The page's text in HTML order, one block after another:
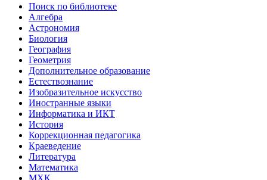
Поиск по библиотеке
Алгебра
Астрономия
Биология
География
Геометрия
Дополнительное образование
Естествознание
Изобразительное искусство
Иностранные языки
Информатика и ИКТ
История
Коррекционная педагогика
Краеведение
Литература
Математика
МХК